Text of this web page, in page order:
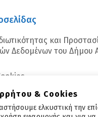
και
Δεδομένων του Δήμου
& Cookies
ελκυστική την